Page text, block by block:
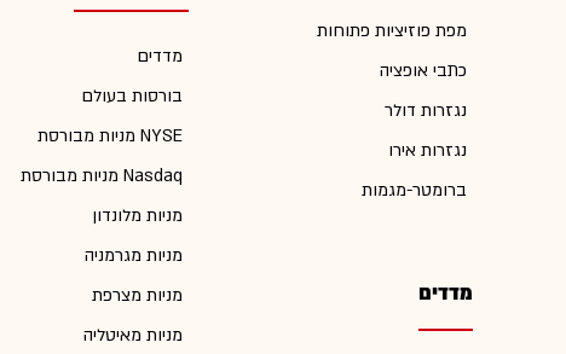
מפת פוזיציות פתוחות
כתבי אופציה
נגזרות דולר
נגזרות אירו
ברומטר-מגמות
מדדים
מדדים
בורסות בעולם
מניות מבורסת NYSE
מניות מבורסת Nasdaq
מניות מלונדון
מניות מגרמניה
מניות מצרפת
מניות מאיטליה